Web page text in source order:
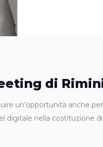
di
un’opportunità anche per
digitale nella costituzione di